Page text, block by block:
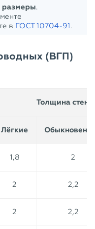
размеры.
в ГОСТ 10704-91.
(ВГП)
Толщина
Лёгкие
1,8 2
2 2,2
2 2,2